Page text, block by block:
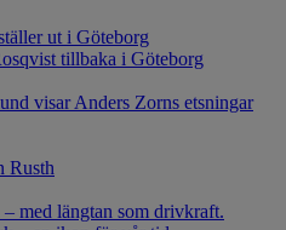
ut i Göteborg
tillbaka i Göteborg
visar Anders Zorns etsningar
Rusth
med längtan som drivkraft.